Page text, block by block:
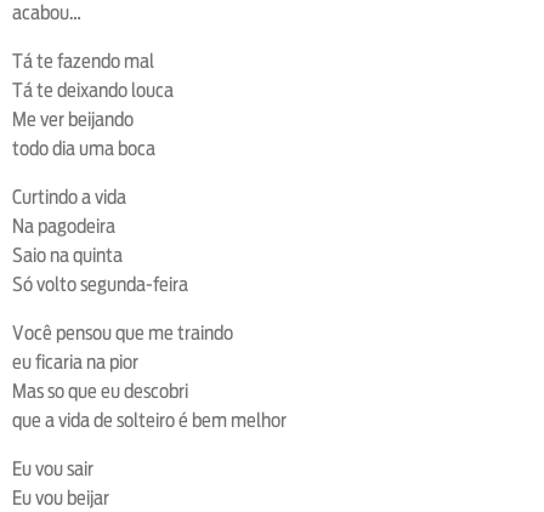
acabou…
Tá te fazendo mal
Tá te deixando louca
Me ver beijando
todo dia uma boca
Curtindo a vida
Na pagodeira
Saio na quinta
Só volto segunda-feira
Você pensou que me traindo
eu ficaria na pior
Mas so que eu descobri
que a vida de solteiro é bem melhor
Eu vou sair
Eu vou beijar